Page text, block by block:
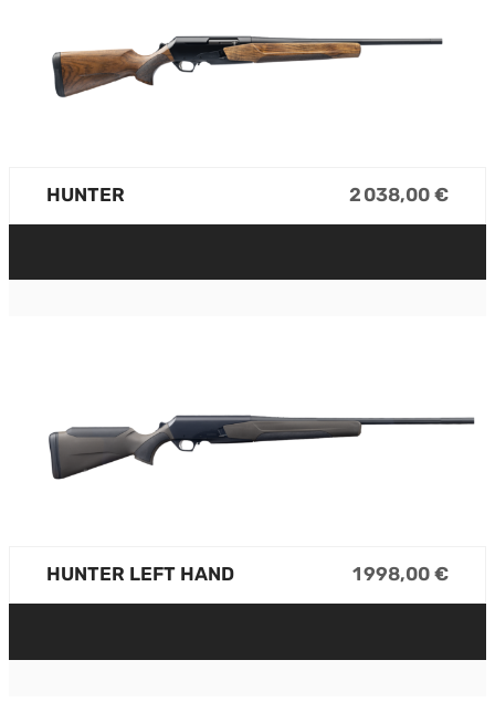
HUNTER 2 038,00 €
HUNTER LEFT HAND 1 998,00 €